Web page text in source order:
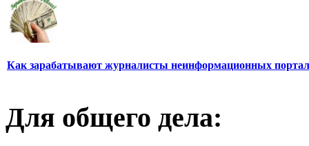
Как зарабатывают журналисты неинформационных
Для общего дела: